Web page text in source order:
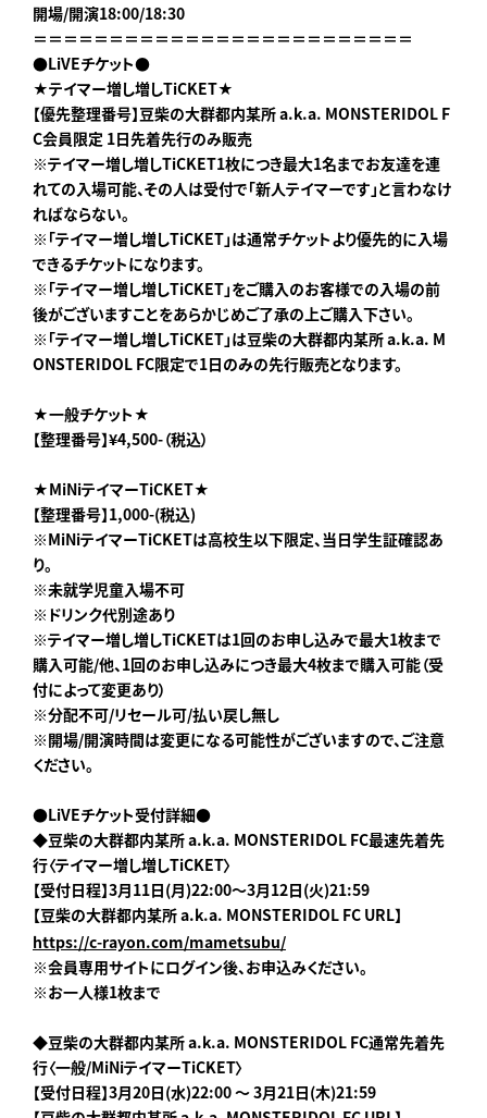
開場/開演18:00/18:30
＝＝＝＝＝＝＝＝＝＝＝＝＝＝＝＝＝＝＝＝＝＝＝＝＝
●LiVEチケット●
★テイマー増し増しTiCKET★
【優先整理番号】豆柴の大群都内某所 a.k.a. MONSTERIDOL F
C会員限定 1日先着先行のみ販売
※テイマー増し増しTiCKET1枚につき最大1名までお友達を連
れての入場可能、その人は受付で「新人テイマーです」と言わなけ
ればならない。
※「テイマー増し増しTiCKET」は通常チケットより優先的に入場
できるチケットになります。
※「テイマー増し増しTiCKET」をご購入のお客様での入場の前
後がございますことをあらかじめご了承の上ご購入下さい。
※「テイマー増し増しTiCKET」は豆柴の大群都内某所 a.k.a. M
ONSTERIDOL FC限定で1日のみの先行販売となります。
★一般チケット★
【整理番号】¥4,500-（税込）
★MiNiテイマーTiCKET★
【整理番号】1,000-(税込)
※MiNiテイマーTiCKETは高校生以下限定、当日学生証確認あ
り。
※未就学児童入場不可
※ドリンク代別途あり
※テイマー増し増しTiCKETは1回のお申し込みで最大1枚まで
購入可能/他、1回のお申し込みにつき最大4枚まで購入可能（受
付によって変更あり）
※分配不可/リセール可/払い戻し無し
※開場/開演時間は変更になる可能性がございますので、ご注意
ください。
●LiVEチケット受付詳細●
◆豆柴の大群都内某所 a.k.a. MONSTERIDOL FC最速先着先
行〈テイマー増し増しTiCKET〉
【受付日程】3月11日(月)22:00～3月12日(火)21:59
【豆柴の大群都内某所 a.k.a. MONSTERIDOL FC URL】
https://c-rayon.com/mametsubu/
※会員専用サイトにログイン後、お申込みください。
※お一人様1枚まで
◆豆柴の大群都内某所 a.k.a. MONSTERIDOL FC通常先着先
行〈一般/MiNiテイマーTiCKET〉
【受付日程】3月20日(水)22:00 ～ 3月21日(木)21:59